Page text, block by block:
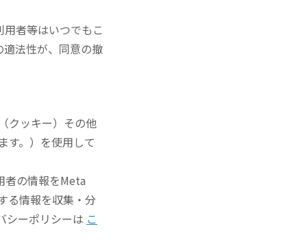
者等はいつでもこ
法性が、同意の撤
クッキー）その他
す。）を使用して
者の情報をMeta
る情報を収集・分
シーポリシーは こ